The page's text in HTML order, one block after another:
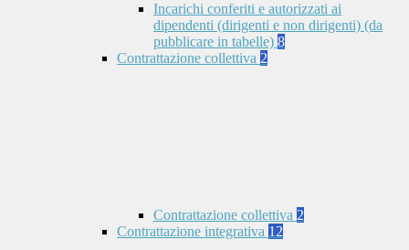
Incarichi conferiti e autorizzati ai
dipendenti (dirigenti e non dirigenti) (da
pubblicare in tabelle) 8
Contrattazione collettiva 2
Contrattazione collettiva 2
Contrattazione integrativa 12